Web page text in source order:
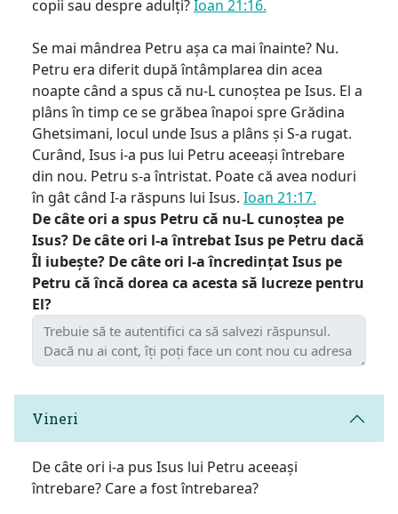
copii sau despre adulți?Ioan 21:16.
Se mai mândrea Petru așa ca mai înainte? Nu.
Petru era diferit după întâmplarea din acea
noapte când a spus că nu-L cunoștea pe Isus. El a
plâns în timp ce se grăbea înapoi spre Grădina
Ghetsimani, locul unde Isus a plâns și S-a rugat.
Curând, Isus i-a pus lui Petru aceeași întrebare
din nou. Petru s-a întristat. Poate că avea noduri
în gât când I-a răspuns lui Isus. Ioan 21:17.
De câte ori a spus Petru că nu-L cunoștea pe
Isus? De câte ori l-a întrebat Isus pe Petru dacă
Îl iubește? De câte ori l-a încredințat Isus pe
Petru că încă dorea ca acesta să lucreze pentru
El?
Vineri
De câte ori i-a pus Isus lui Petru aceeași
întrebare? Care a fost întrebarea?